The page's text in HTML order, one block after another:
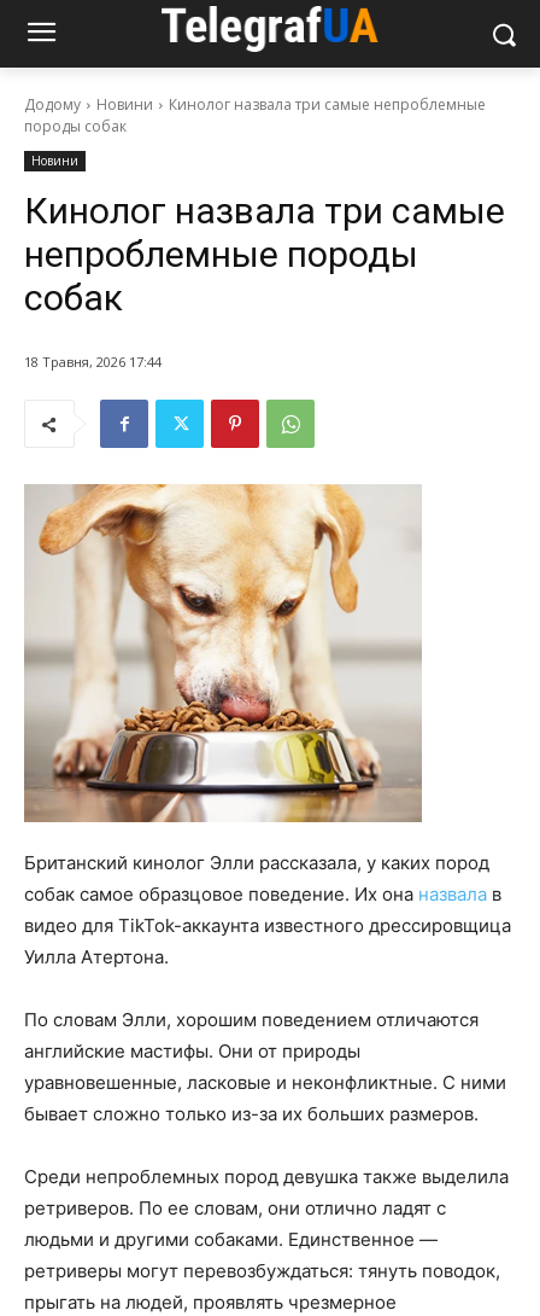
Додому Новини
Кинолог назвала три самые непроблемные
породы собак
Новини
Кинолог назвала три самые
непроблемные породы
собак
18 Травня, 2026 17:44
Британский кинолог Элли рассказала, у каких пород
собак самое образцовое поведение. Их она назвала в
видео для TikTok-аккаунта известного дрессировщица
Уилла Атертона.
По словам Элли, хорошим поведением отличаются
английские мастифы. Они от природы
уравновешенные, ласковые и неконфликтные. С ними
бывает сложно только из-за их больших размеров.
Среди непроблемных пород девушка также выделила
ретриверов. По ее словам, они отлично ладят с
людьми и другими собаками. Единственное —
ретриверы могут перевозбуждаться: тянуть поводок,
прыгать на людей, проявлять чрезмерное